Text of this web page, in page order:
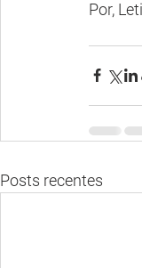
Por,
Posts recentes